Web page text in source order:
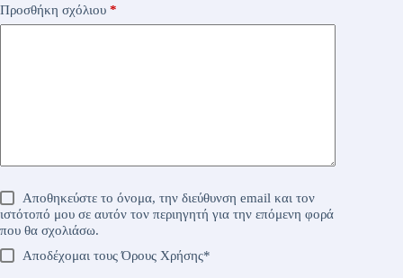
Προσθήκη σχόλιου *
Αποθηκεύστε το όνομα, την διεύθυνση email και τον
ιστότοπό μου σε αυτόν τον περιηγητή για την επόμενη φορά
που θα σχολιάσω.
Αποδέχομαι τουςΌρους Χρήσης*